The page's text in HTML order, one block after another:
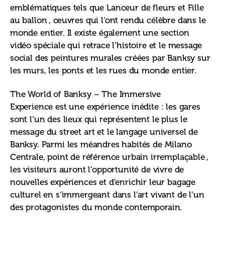
emblématiques tels que Lanceur de fleurs et Fille
au ballon , œuvres qui l’ont rendu célèbre dans le
monde entier. Il existe également une section
vidéo spéciale qui retrace l’histoire et le message
social des peintures murales créées par Banksy sur
les murs, les ponts et les rues du monde entier.
The World of Banksy – The Immersive
Experience est une expérience inédite : les gares
sont l’un des lieux qui représentent le plus le
message du street art et le langage universel de
Banksy. Parmi les méandres habités de Milano
Centrale, point de référence urbain irremplaçable ,
les visiteurs auront l’opportunité de vivre de
nouvelles expériences et d’enrichir leur bagage
culturel en s’immergeant dans l’art vivant de l’un
des protagonistes du monde contemporain.